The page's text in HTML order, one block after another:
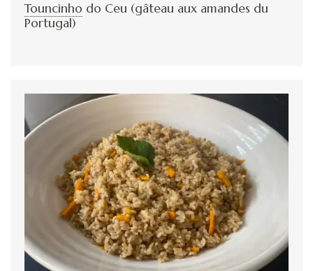
Touncinho do Ceu (gâteau aux amandes du
Portugal)